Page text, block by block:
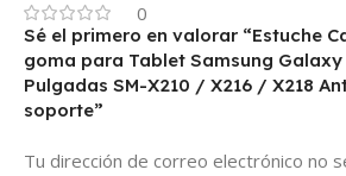
0
Sé el primero en valorar “Estuche
goma para Tablet Samsung Galaxy
Pulgadas SM-X210 / X216 / X218
soporte”
Tu dirección de correo electrónico no